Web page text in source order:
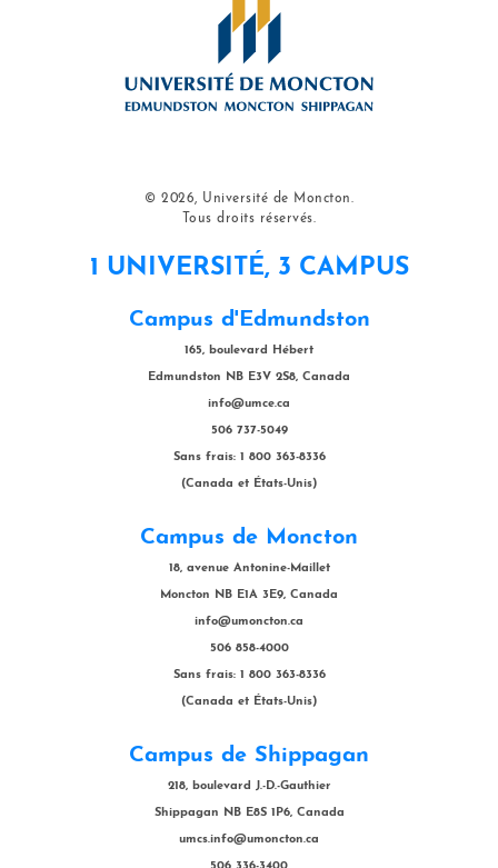
© 2026, Université de Moncton.
Tous droits réservés.
1 UNIVERSITÉ, 3 CAMPUS
Campus d'Edmundston
165, boulevard Hébert
Edmundston NB E3V 2S8, Canada
info@umce.ca
506 737-5049
Sans frais: 1 800 363-8336
(Canada et États-Unis)
Campus de Moncton
18, avenue Antonine-Maillet
Moncton NB E1A 3E9, Canada
info@umoncton.ca
506 858-4000
Sans frais: 1 800 363-8336
(Canada et États-Unis)
Campus de Shippagan
218, boulevard J.-D.-Gauthier
Shippagan NB E8S 1P6, Canada
umcs.info@umoncton.ca